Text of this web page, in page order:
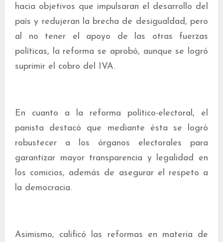
hacia objetivos que impulsaran el desarrollo del
país y redujeran la brecha de desigualdad, pero
al no tener el apoyo de las otras fuerzas
políticas, la reforma se aprobó, aunque se logró
suprimir el cobro del IVA.
En cuanto a la reforma político-electoral, el
panista destacó que mediante ésta se logró
robustecer a los órganos electorales para
garantizar mayor transparencia y legalidad en
los comicios, además de asegurar el respeto a
la democracia.
Asimismo, calificó las reformas en materia de